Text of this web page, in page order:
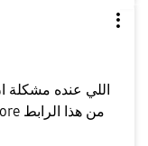
اللي عنده مشكلة
غير مدعوم حمل التطبيق من Galaxy store من هذا الرابط